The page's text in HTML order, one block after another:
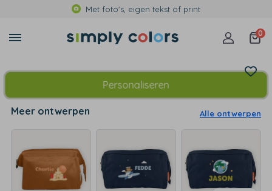
Met foto's, eigen tekst of print
0
Personaliseren
Meer ontwerpen Alle ontwerpen